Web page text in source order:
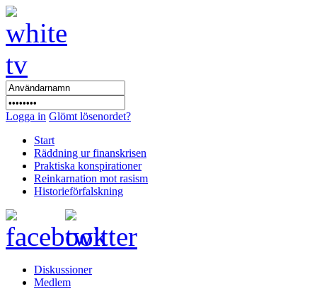
Logga in Glömt lösenordet?
Start
Räddning ur finanskrisen
Praktiska konspirationer
Reinkarnation mot rasism
Historieförfalskning
Diskussioner
Medlem